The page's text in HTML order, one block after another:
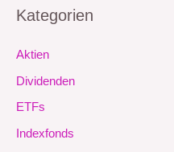
Kategorien
Aktien
Dividenden
ETFs
Indexfonds